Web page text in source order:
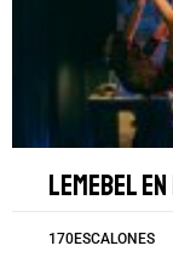
Lemebel
170ESCALONES